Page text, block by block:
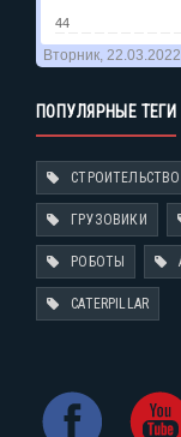
ПОПУЛЯРНЫЕ ТЕГИ
СТРОИТЕЛЬСТВО
ГРУЗОВИКИ
РОБОТЫ
CATERPILLAR